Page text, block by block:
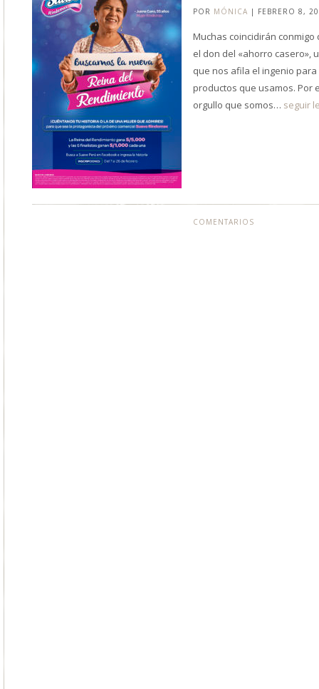
POR MÓNICA | FEBRERO 8,
Muchas coincidirán
el don del «ahorro casero»,
que nos afila el ingenio
productos que usamos. Por
orgullo que somos… seguir
COMENTARIOS